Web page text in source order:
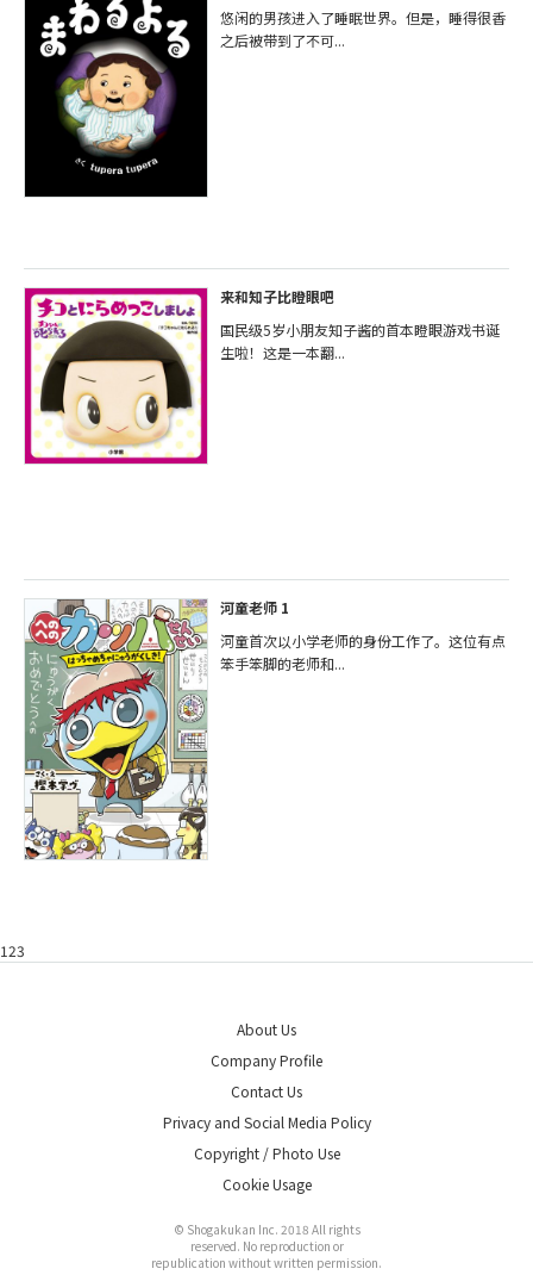
悠闲的男孩进入了睡眠世界。但是，睡得很香
之后被带到了不可...
来和知子比瞪眼吧
国民级5岁小朋友知子酱的首本瞪眼游戏书诞
生啦！这是一本翻...
河童老师 1
河童首次以小学老师的身份工作了。这位有点
笨手笨脚的老师和...
123
About Us
Company Profile
Contact Us
Privacy and Social Media Policy
Copyright / Photo Use
Cookie Usage
© Shogakukan Inc. 2018 All rights
reserved. No reproduction or
republication without written permission.